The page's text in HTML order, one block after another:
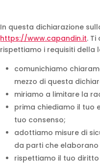
In questa dichiarazione
https://www.capandin.it.
rispettiamo i requisiti della
comunichiamo
mezzo di questa
miriamo a limitare la
prima chiediamo il tuo
tuo consenso;
adottiamo misure di
da parti che
rispettiamo il tuo